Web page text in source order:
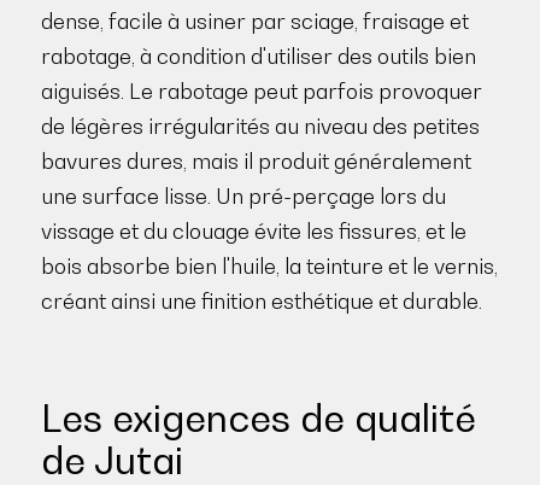
dense, facile à usiner par sciage, fraisage et
rabotage, à condition d'utiliser des outils bien
aiguisés. Le rabotage peut parfois provoquer
de légères irrégularités au niveau des petites
bavures dures, mais il produit généralement
une surface lisse. Un pré-perçage lors du
vissage et du clouage évite les fissures, et le
bois absorbe bien l'huile, la teinture et le vernis,
créant ainsi une finition esthétique et durable.
Les exigences de qualité
de Jutai